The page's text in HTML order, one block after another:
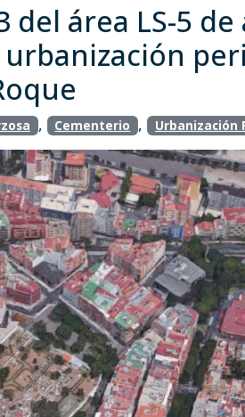
del área LS-5
urbanización
, Cementerio , Urbanización